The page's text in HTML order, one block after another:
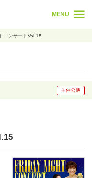
MENU
コンサートVol.15
主催公演